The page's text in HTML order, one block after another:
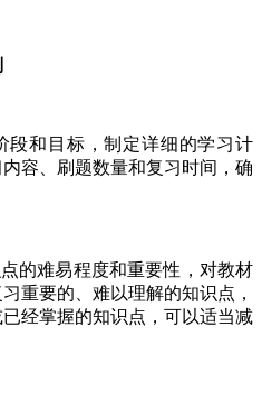
和目标，制定详细的学习计
容、刷题数量和复习时间，确
难易程度和重要性，对教材
重要的、难以理解的知识点，
经掌握的知识点，可以适当减